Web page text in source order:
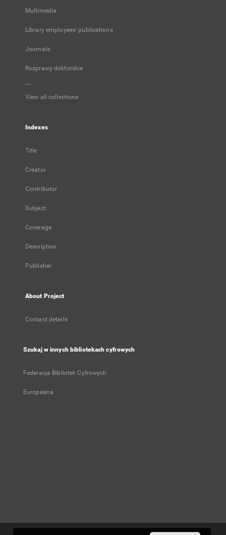
Multimedia
Library employees' publications
Journals
Rozprawy doktorskie
...
View all collections
Indexes
Title
Creator
Contributor
Subject
Coverage
Description
Publisher
About Project
Contact details
Szukaj w innych bibliotekach cyfrowych
Federacja Bibliotek Cyfrowych
Europeana